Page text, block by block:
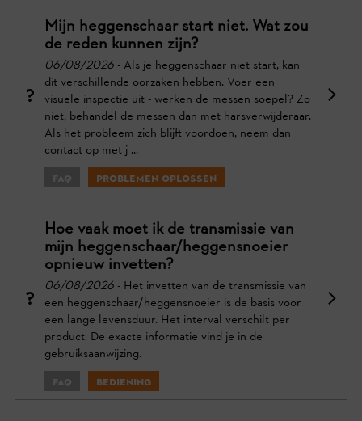
Mijn heggenschaar start niet. Wat zou
de reden kunnen zijn?
06/08/2026 - Als je heggenschaar niet start, kan
dit verschillende oorzaken hebben. Voer een
visuele inspectie uit - werken de messen soepel? Zo
niet, behandel de messen dan met harsverwijderaar.
Als het probleem zich blijft voordoen, neem dan
contact op met j ...
FAQ Problemen oplossen
Hoe vaak moet ik de transmissie van
mijn heggenschaar/heggensnoeier
opnieuw invetten?
06/08/2026 - Het invetten van de transmissie van
een heggenschaar/heggensnoeier is de basis voor
een lange levensduur. Het interval verschilt per
product. De exacte informatie vind je in de
gebruiksaanwijzing.
FAQ Bediening